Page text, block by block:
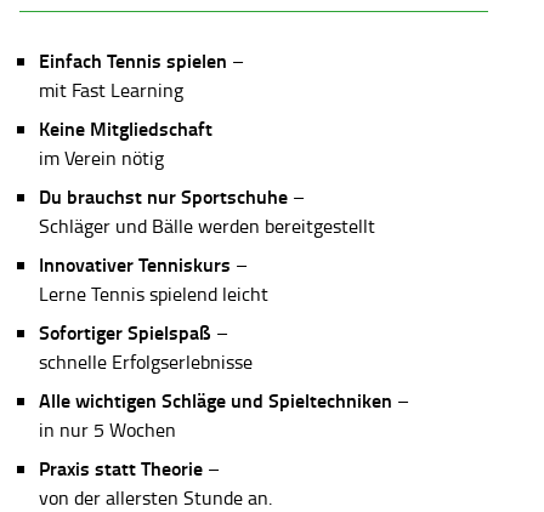
Einfach Tennis spielen –
mit Fast Learning
Keine Mitgliedschaft
im Verein nötig
Du brauchst nur Sportschuhe –
Schläger und Bälle werden bereitgestellt
Innovativer Tenniskurs –
Lerne Tennis spielend leicht
Sofortiger Spielspaß –
schnelle Erfolgserlebnisse
Alle wichtigen Schläge und Spieltechniken –
in nur 5 Wochen
Praxis statt Theorie –
von der allersten Stunde an.